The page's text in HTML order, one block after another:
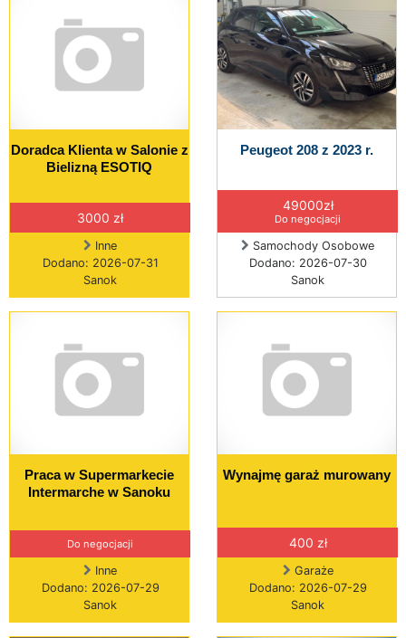
Doradca Klienta w Salonie z
Bielizną ESOTIQ
3000 zł
Inne
Dodano: 2026-07-31
Sanok
Peugeot 208 z 2023 r.
49000zł
Do negocjacji
Samochody Osobowe
Dodano: 2026-07-30
Sanok
Praca w Supermarkecie
Intermarche w Sanoku
Do negocjacji
Inne
Dodano: 2026-07-29
Sanok
Wynajmę garaż murowany
400 zł
Garaże
Dodano: 2026-07-29
Sanok